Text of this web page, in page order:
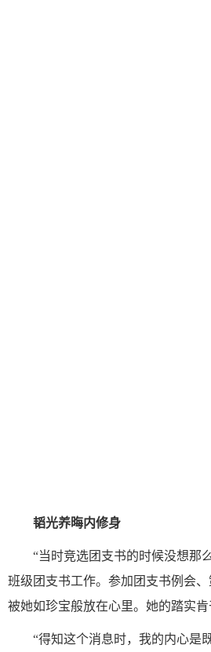
韬光养晦内修身
“当时竞选团支书的时候没想那么
班级团支书工作。 参加 团支书例会、
被她如珍宝般放在心里。 她的踏实肯
“得知这个消息时，我的内心是